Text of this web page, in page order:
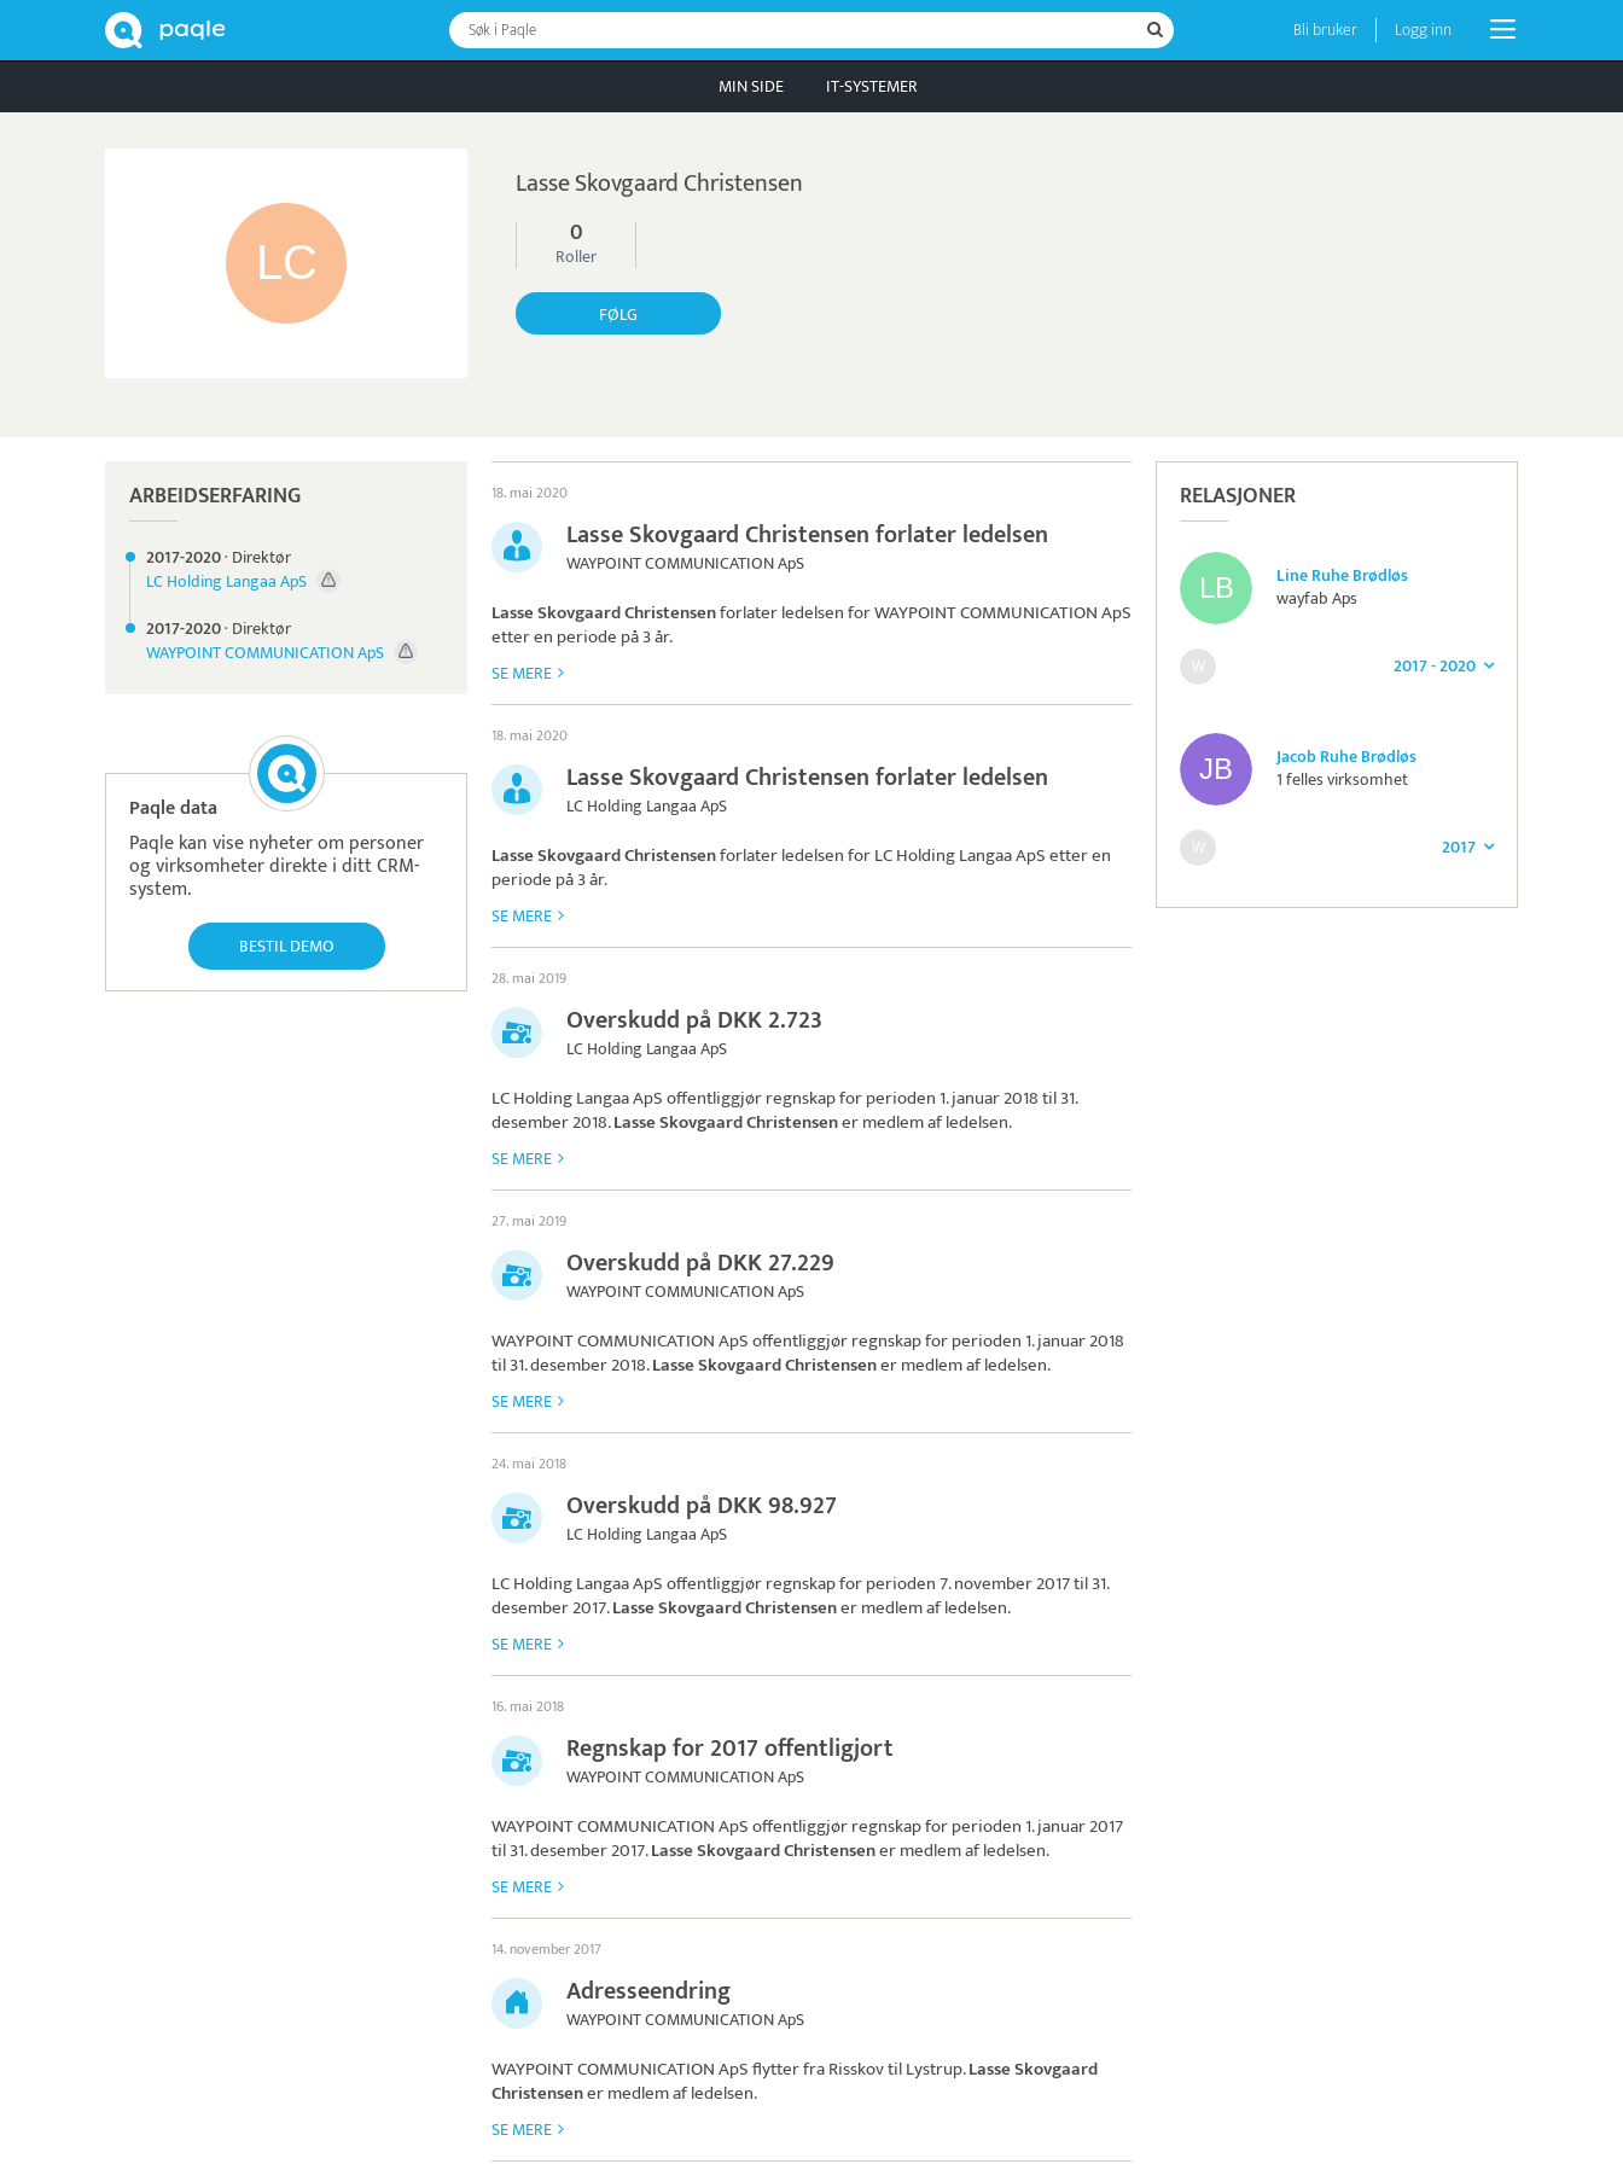
Bli bruker Logg inn
Søk i Paqle
MIN SIDE IT-SYSTEMER
Lasse Skovgaard Christensen
0
Roller
FØLG
RELASJONER
Line Ruhe Brødløs
wayfab Aps
2017 - 2020
Jacob Ruhe Brødløs
1 felles virksomhet
2017
ARBEIDSERFARING
2017-2020· Direktør
LC Holding Langaa ApS
2017-2020· Direktør
WAYPOINT COMMUNICATION ApS
Paqle data
Paqle kan vise nyheter om personer
og virksomheter direkte i ditt CRM-
system.
BESTIL DEMO
18. mai 2020
Lasse Skovgaard Christensen forlater ledelsen
WAYPOINT COMMUNICATION ApS
Lasse Skovgaard Christensenforlater ledelsen forWAYPOINT COMMUNICATION ApS
etter en periode på 3 år.
SE MERE
18. mai 2020
Lasse Skovgaard Christensen forlater ledelsen
LC Holding Langaa ApS
Lasse Skovgaard Christensenforlater ledelsen forLC Holding Langaa ApSetter en
periode på 3 år.
SE MERE
28. mai 2019
Overskudd på DKK 2.723
LC Holding Langaa ApS
LC Holding Langaa ApSoffentliggjør regnskap for perioden 1. januar 2018 til 31.
desember 2018.Lasse Skovgaard Christensener medlem af ledelsen.
SE MERE
27. mai 2019
Overskudd på DKK 27.229
WAYPOINT COMMUNICATION ApS
WAYPOINT COMMUNICATION ApSoffentliggjør regnskap for perioden 1. januar 2018
til 31. desember 2018.Lasse Skovgaard Christensener medlem af ledelsen.
SE MERE
24. mai 2018
Overskudd på DKK 98.927
LC Holding Langaa ApS
LC Holding Langaa ApSoffentliggjør regnskap for perioden 7. november 2017 til 31.
desember 2017.Lasse Skovgaard Christensener medlem af ledelsen.
SE MERE
16. mai 2018
Regnskap for 2017 offentligjort
WAYPOINT COMMUNICATION ApS
WAYPOINT COMMUNICATION ApSoffentliggjør regnskap for perioden 1. januar 2017
til 31. desember 2017.Lasse Skovgaard Christensener medlem af ledelsen.
SE MERE
14. november 2017
Adresseendring
WAYPOINT COMMUNICATION ApS
WAYPOINT COMMUNICATION ApSflytter fra Risskov til Lystrup.Lasse Skovgaard
Christensener medlem af ledelsen.
SE MERE